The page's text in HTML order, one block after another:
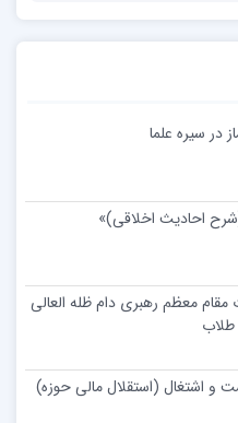
در سیره علما
احادیث اخلاقی)»
مقام معظم رهبری دام ظله العالی
طلاب
اشتغال (استقلال مالی حوزه)